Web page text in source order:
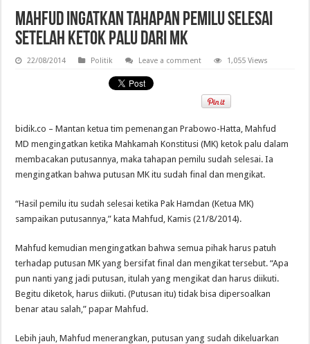
Mahfud Ingatkan Tahapan Pemilu Selesai
Setelah Ketok Palu dari MK
22/08/2014 Politik Leave a comment 1,055 Views
bidik.co – Mantan ketua tim pemenangan Prabowo-Hatta, Mahfud
MD mengingatkan ketika Mahkamah Konstitusi (MK) ketok palu dalam
membacakan putusannya, maka tahapan pemilu sudah selesai. Ia
mengingatkan bahwa putusan MK itu sudah final dan mengikat.
“Hasil pemilu itu sudah selesai ketika Pak Hamdan (Ketua MK)
sampaikan putusannya,” kata Mahfud, Kamis (21/8/2014).
Mahfud kemudian mengingatkan bahwa semua pihak harus patuh
terhadap putusan MK yang bersifat final dan mengikat tersebut. “Apa
pun nanti yang jadi putusan, itulah yang mengikat dan harus diikuti.
Begitu diketok, harus diikuti. (Putusan itu) tidak bisa dipersoalkan
benar atau salah,” papar Mahfud.
Lebih jauh, Mahfud menerangkan, putusan yang sudah dikeluarkan